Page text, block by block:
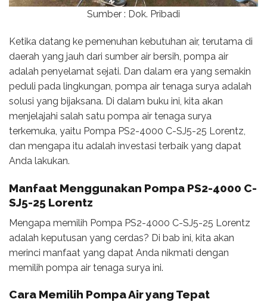
Sumber : Dok. Pribadi
Ketika datang ke pemenuhan kebutuhan air, terutama di
daerah yang jauh dari sumber air bersih, pompa air
adalah penyelamat sejati. Dan dalam era yang semakin
peduli pada lingkungan, pompa air tenaga surya adalah
solusi yang bijaksana. Di dalam buku ini, kita akan
menjelajahi salah satu pompa air tenaga surya
terkemuka, yaitu Pompa PS2-4000 C-SJ5-25 Lorentz,
dan mengapa itu adalah investasi terbaik yang dapat
Anda lakukan.
Manfaat Menggunakan Pompa PS2-4000 C-
SJ5-25 Lorentz
Mengapa memilih Pompa PS2-4000 C-SJ5-25 Lorentz
adalah keputusan yang cerdas? Di bab ini, kita akan
merinci manfaat yang dapat Anda nikmati dengan
memilih pompa air tenaga surya ini.
Cara Memilih Pompa Air yang Tepat